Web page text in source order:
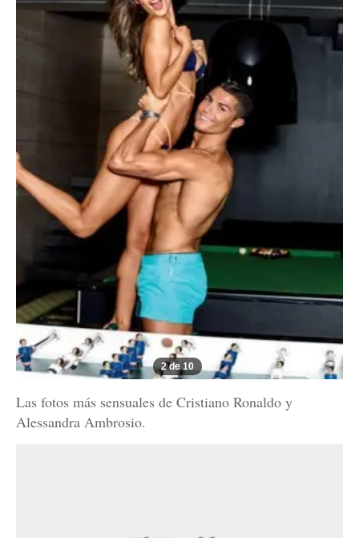
2 de 10
Las fotos más sensuales de Cristiano Ronaldo y
Alessandra Ambrosio.